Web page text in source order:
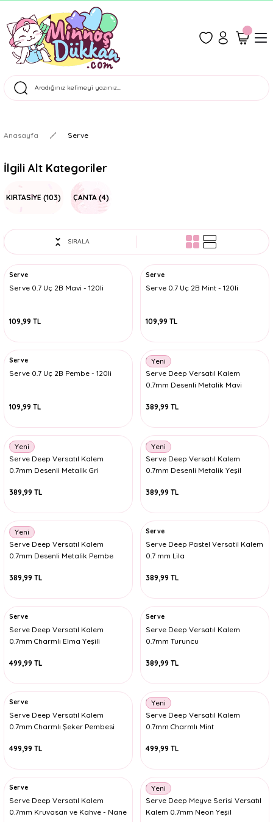
1500 TL Üzeri Ücretsiz Kargo
Tüm Siparişler Aynı Gün Kargoda!
Türkiye'nin En Eğlenceli Kırtasiyesi!
Anasayfa Serve
İlgili Alt Kategoriler
KIRTASİYE (103) ÇANTA (4)
SIRALA
Serve
Serve 0.7 Uç 2B Mavi - 120li
109,99 TL
Serve
Serve 0.7 Uç 2B Mint - 120li
109,99 TL
Serve
Serve 0.7 Uç 2B Pembe - 120li
109,99 TL
Yeni
Serve
Serve Deep Versatıl Kalem
0.7mm Desenli Metalik Mavi
389,99 TL
Yeni
Serve
Serve Deep Versatıl Kalem
0.7mm Desenli Metalik Gri
389,99 TL
Yeni
Serve
Serve Deep Versatıl Kalem
0.7mm Desenli Metalik Yeşil
389,99 TL
Yeni
Serve
Serve Deep Versatıl Kalem
0.7mm Desenli Metalik Pembe
389,99 TL
Serve
Serve Deep Pastel Versatil Kalem
0.7 mm Lila
389,99 TL
Serve
Serve Deep Versatıl Kalem
0.7mm Charmlı Elma Yeşili
499,99 TL
Serve
Serve Deep Versatıl Kalem
0.7mm Turuncu
389,99 TL
Serve
Serve Deep Versatıl Kalem
0.7mm Charmlı Şeker Pembesi
499,99 TL
Yeni
Serve
Serve Deep Versatıl Kalem
0.7mm Charmlı Mint
499,99 TL
Serve
Serve Deep Versatıl Kalem
0.7mm Kruvasan ve Kahve - Nane
Yeni
Serve
Serve Deep Meyve Serisi Versatıl
Kalem 0.7mm Neon Yeşil